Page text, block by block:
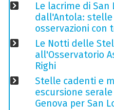
Le lacrime di San
dall'Antola: stelle
osservazioni con
Le Notti delle
all'Osservatorio
Righi
Stelle cadenti e
escursione
Genova per San